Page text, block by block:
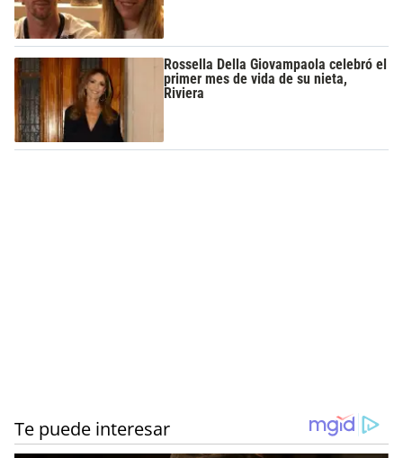
Rossella Della Giovampaola celebró el
primer mes de vida de su nieta,
Riviera